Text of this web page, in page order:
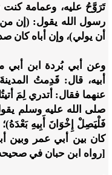
تَرَوَّحُ عليه، وعمامة
رسول الله يقول: (إن من
أن يولي)، وإن أباه كان
وعن أبي بُردة ابن
أبيه، قال: قَدِمتُ
عنهما فقال: أتدري لِمَ
صلى الله عليه وسلم
فَلْيَصِلْ إِخْوَانَ أَبِيهِ
كان بين أبي عمر وبين
[رواه ابن حبان في